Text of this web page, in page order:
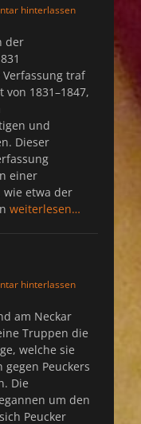
hinterlassen
der
traf
1831–1847,
und
Dieser
einer
wie etwa der
weiterlesen…
hinterlassen
am Neckar
Truppen die
welche sie
Peuckers
Die
um den
Peucker